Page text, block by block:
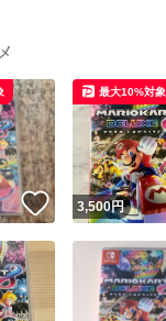
いいね！
3,500円
最大10%対象